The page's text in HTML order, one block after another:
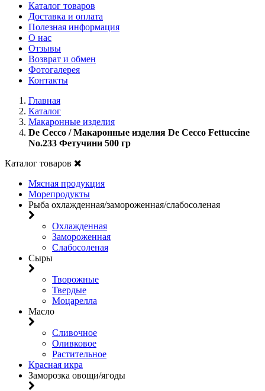
Каталог товаров
Доставка и оплата
Полезная информация
О нас
Отзывы
Возврат и обмен
Фотогалерея
Контакты
Главная
Каталог
Макаронные изделия
De Cecco / Макаронные изделия De Cecco Fettuccine
No.233 Фетучини 500 гр
Каталог товаров
Мясная продукция
Морепродукты
Рыба охлажденная/замороженная/слабосоленая
Охлажденная
Замороженная
Слабосоленая
Сыры
Творожные
Твердые
Моцарелла
Масло
Сливочное
Оливковое
Растительное
Красная икра
Заморозка овощи/ягоды